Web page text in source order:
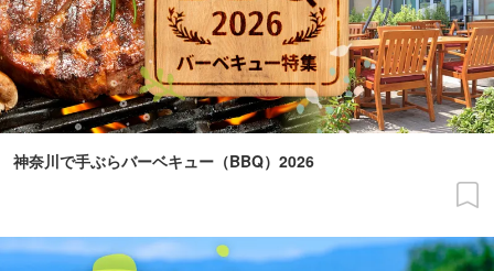
神奈川で手ぶらバーベキュー（BBQ）2026